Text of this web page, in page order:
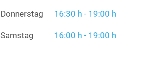
Donnerstag 16:30 h - 19:00 h
Samstag 16:00 h - 19:00 h